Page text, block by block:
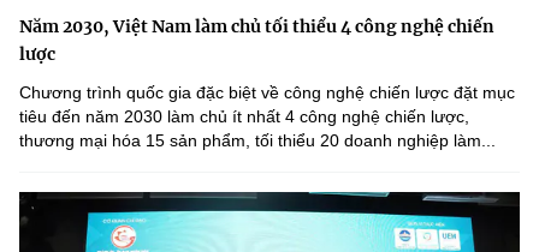
Năm 2030, Việt Nam làm chủ tối thiểu 4 công nghệ chiến
lược
Chương trình quốc gia đặc biệt về công nghệ chiến lược đặt mục
tiêu đến năm 2030 làm chủ ít nhất 4 công nghệ chiến lược,
thương mại hóa 15 sản phẩm, tối thiểu 20 doanh nghiệp làm...